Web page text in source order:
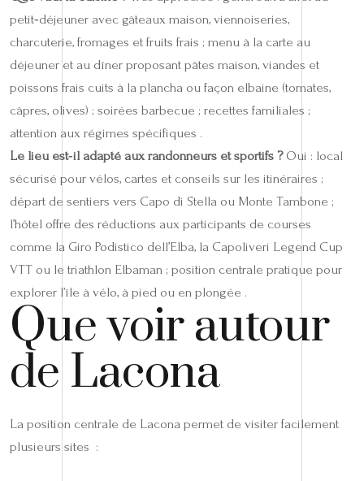
petit‑déjeuner avec gâteaux maison, viennoiseries,
charcuterie, fromages et fruits frais ; menu à la carte au
déjeuner et au dîner proposant pâtes maison, viandes et
poissons frais cuits à la plancha ou façon elbaine (tomates,
câpres, olives) ; soirées barbecue ; recettes familiales ;
attention aux régimes spécifiques .
Le lieu est‑il adapté aux randonneurs et sportifs ?Oui : local
sécurisé pour vélos, cartes et conseils sur les itinéraires ;
départ de sentiers vers Capo di Stella ou Monte Tambone ;
l’hôtel offre des réductions aux participants de courses
comme la Giro Podistico dell’Elba, la Capoliveri Legend Cup
VTT ou le triathlon Elbaman ; position centrale pratique pour
explorer l’île à vélo, à pied ou en plongée .
Que voir autour
de Lacona
La position centrale de Lacona permet de visiter facilement
plusieurs sites :